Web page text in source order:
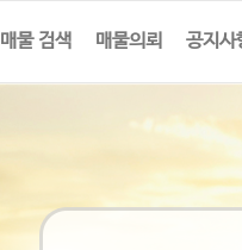
매물 검색 매물의뢰 공지사